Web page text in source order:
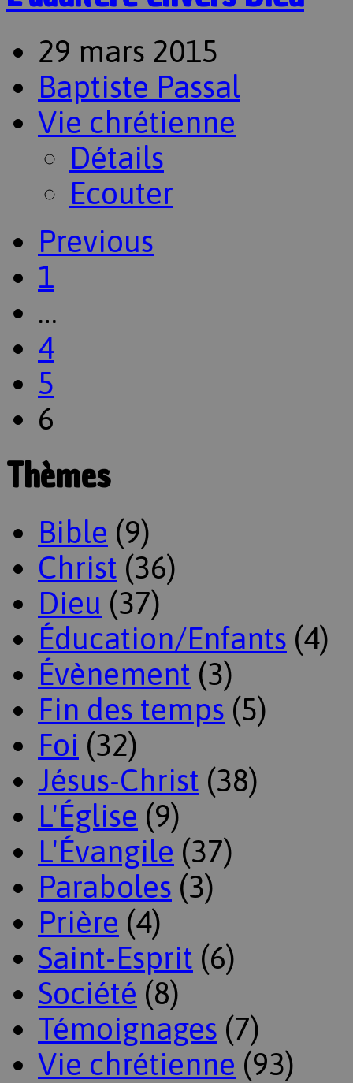
29 mars 2015
Baptiste Passal
Vie chrétienne
Détails
Ecouter
Previous
1
…
4
5
6
Thèmes
Bible (9)
Christ (36)
Dieu (37)
Éducation/Enfants (4)
Évènement (3)
Fin des temps (5)
Foi (32)
Jésus-Christ (38)
L'Église (9)
L'Évangile (37)
Paraboles (3)
Prière (4)
Saint-Esprit (6)
Société (8)
Témoignages (7)
Vie chrétienne (93)